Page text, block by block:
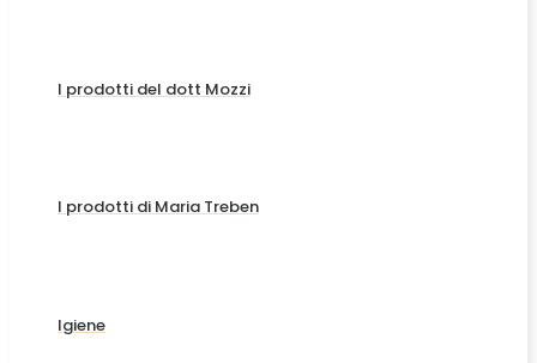
I prodotti del dott Mozzi
I prodotti di Maria Treben
Igiene